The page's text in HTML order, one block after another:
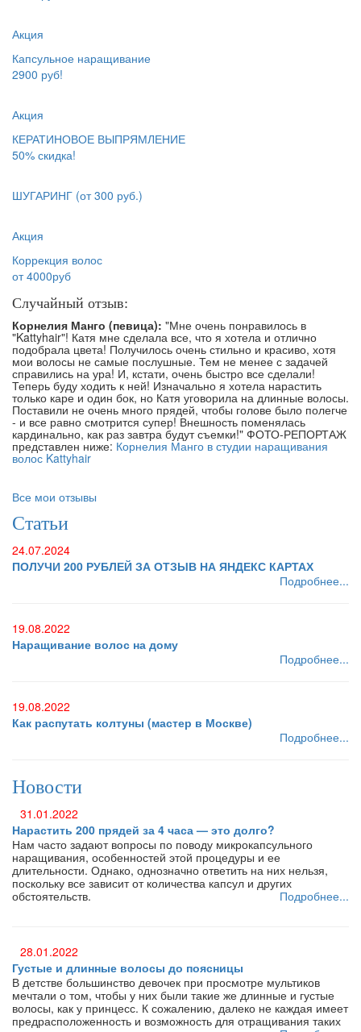
Акция
Капсульное наращивание
2900 руб!
Акция
КЕРАТИНОВОЕ ВЫПРЯМЛЕНИЕ
50% скидка!
ШУГАРИНГ (от 300 руб.)
Акция
Коррекция волос
от 4000руб
Случайный отзыв:
Корнелия Манго (певица): "Мне очень понравилось в
"Kattyhair"! Катя мне сделала все, что я хотела и отлично
подобрала цвета! Получилось очень стильно и красиво, хотя
мои волосы не самые послушные. Тем не менее с задачей
справились на ура! И, кстати, очень быстро все сделали!
Теперь буду ходить к ней! Изначально я хотела нарастить
только каре и один бок, но Катя уговорила на длинные волосы.
Поставили не очень много прядей, чтобы голове было полегче
- и все равно смотрится супер! Внешность поменялась
кардинально, как раз завтра будут съемки!" ФОТО-РЕПОРТАЖ
представлен ниже: Корнелия Манго в студии наращивания
волос Kattyhair
Все мои отзывы
Статьи
24.07.2024
ПОЛУЧИ 200 РУБЛЕЙ ЗА ОТЗЫВ НА ЯНДЕКС КАРТАХ
Подробнее...
19.08.2022
Наращивание волос на дому
Подробнее...
19.08.2022
Как распутать колтуны (мастер в Москве)
Подробнее...
Новости
31.01.2022
Нарастить 200 прядей за 4 часа — это долго?
Нам часто задают вопросы по поводу микрокапсульного
наращивания, особенностей этой процедуры и ее
длительности. Однако, однозначно ответить на них нельзя,
поскольку все зависит от количества капсул и других
обстоятельств.
Подробнее...
28.01.2022
Густые и длинные волосы до поясницы
В детстве большинство девочек при просмотре мультиков
мечтали о том, чтобы у них были такие же длинные и густые
волосы, как у принцесс. К сожалению, далеко не каждая имеет
предрасположенность и возможность для отращивания таких